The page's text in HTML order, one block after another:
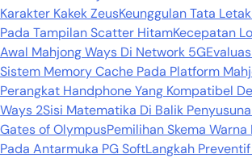
Karakter Kakek ZeusKeunggulan Tata
Pada Tampilan Scatter HitamKecepatan
Awal Mahjong Ways Di Network 5G
Sistem Memory Cache Pada Platform
Perangkat Handphone Yang Kompatibel
Ways 2Sisi Matematika Di Balik
Gates of OlympusPemilihan Skema
Pada Antarmuka PG SoftLangkah